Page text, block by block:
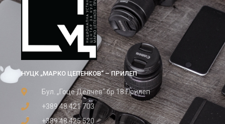
НУЦК „МАРКО ЦЕПЕНКОВ“ – ПРИЛЕП
Бул. „Гоце Делчев“ бр.18 Прилеп
+389 48 421 703
+389 48 425 520